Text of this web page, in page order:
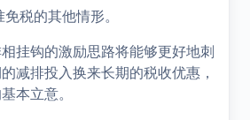
税的其他情形。
挂钩的激励思路将能够更好地刺
减排投入换来长期的税收优惠，
本立意。